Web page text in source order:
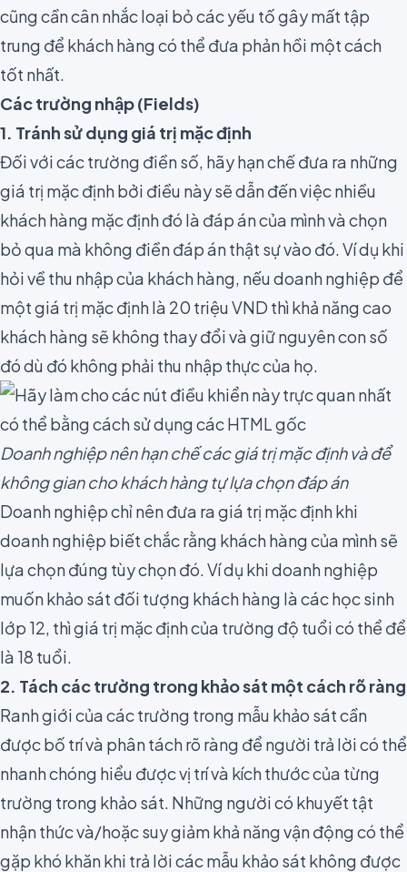
cũng cần cân nhắc loại bỏ các yếu tố gây mất tập
trung để khách hàng có thể đưa phản hồi một cách
tốt nhất.
Các trường nhập (Fields)
1. Tránh sử dụng giá trị mặc định
Đối với các trường điền số, hãy hạn chế đưa ra những
giá trị mặc định bởi điều này sẽ dẫn đến việc nhiều
khách hàng mặc định đó là đáp án của mình và chọn
bỏ qua mà không điền đáp án thật sự vào đó. Ví dụ khi
hỏi về thu nhập của khách hàng, nếu doanh nghiệp để
một giá trị mặc định là 20 triệu VND thì khả năng cao
khách hàng sẽ không thay đổi và giữ nguyên con số
đó dù đó không phải thu nhập thực của họ.
Doanh nghiệp nên hạn chế các giá trị mặc định và để
không gian cho khách hàng tự lựa chọn đáp án
Doanh nghiệp chỉ nên đưa ra giá trị mặc định khi
doanh nghiệp biết chắc rằng khách hàng của mình sẽ
lựa chọn đúng tùy chọn đó. Ví dụ khi doanh nghiệp
muốn khảo sát đối tượng khách hàng là các học sinh
lớp 12, thì giá trị mặc định của trường độ tuổi có thể để
là 18 tuổi.
2. Tách các trường trong khảo sát một cách rõ ràng
Ranh giới của các trường trong mẫu khảo sát cần
được bố trí và phân tách rõ ràng để người trả lời có thể
nhanh chóng hiểu được vị trí và kích thước của từng
trường trong khảo sát. Những người có khuyết tật
nhận thức và/hoặc suy giảm khả năng vận động có thể
gặp khó khăn khi trả lời các mẫu khảo sát không được